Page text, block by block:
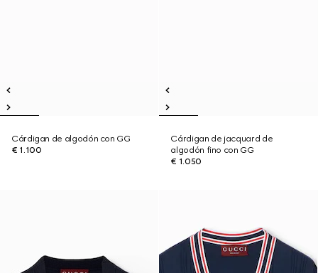
Cárdigan de algodón con GG
€ 1.100
Cárdigan de jacquard de
algodón fino con GG
€ 1.050